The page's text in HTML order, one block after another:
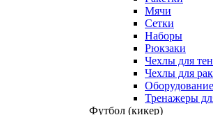
Мячи
Сетки
Наборы
Рюкзаки
Чехлы для
Чехлы для
Оборудование
Тренажеры
Футбол (кикер)